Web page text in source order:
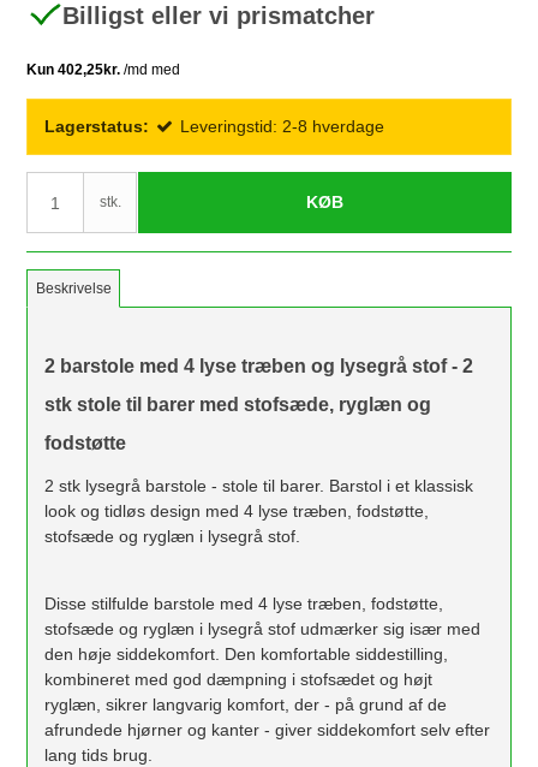
Billigst eller vi prismatcher
Lagerstatus: Leveringstid: 2-8 hverdage
stk. KØB
Beskrivelse
2 barstole med 4 lyse træben og lysegrå stof - 2
stk stole til barer med stofsæde, ryglæn og
fodstøtte
2 stk lysegrå barstole - stole til barer. Barstol i et klassisk
look og tidløs design med 4 lyse træben, fodstøtte,
stofsæde og ryglæn i lysegrå stof.
Disse stilfulde barstole med 4 lyse træben, fodstøtte,
stofsæde og ryglæn i lysegrå stof udmærker sig især med
den høje siddekomfort. Den komfortable siddestilling,
kombineret med god dæmpning i stofsædet og højt
ryglæn, sikrer langvarig komfort, der - på grund af de
afrundede hjørner og kanter - giver siddekomfort selv efter
lang tids brug.